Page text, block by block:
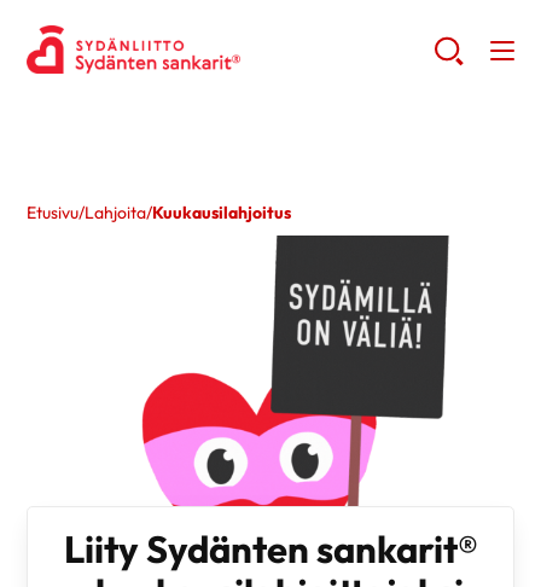
Etusivu/Lahjoita/Kuukausilahjoitus
Liity Sydänten sankarit®